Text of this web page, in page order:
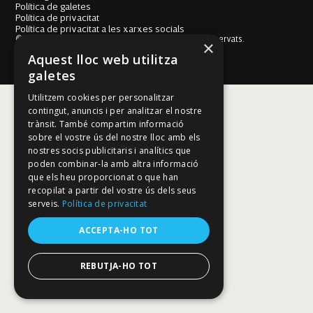
Política de galetes
Política de privacitat
Política de privacitat a les xarxes socials
© Fundació Mallorca Literària 2026. Tots els drets reservats.
Disseny i desenvolupament web BESTALDE STUDIO
×
Aquest lloc web utilitza
galetes
Utilitzem cookies per personalitzar
contingut, anuncis i per analitzar el nostre
trànsit. També compartim informació
sobre el vostre ús del nostre lloc amb els
nostres socis publicitaris i analítics que
poden combinar-la amb altra informació
que els heu proporcionat o que han
recopilat a partir del vostre ús dels seus
serveis. Política de privacitat
ACCEPTA-HO TOT
REBUTJA-HO TOT